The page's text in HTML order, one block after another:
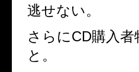
逃せない。
さらにCD購入
と。